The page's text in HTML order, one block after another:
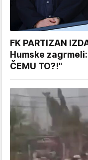
FK PARTIZAN
Humske
ČEMU TO?!"